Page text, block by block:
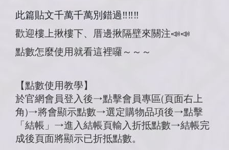
此篇貼文千萬千萬別錯過‼️‼️‼️
歡迎樓上揪樓下、厝邊揪隔壁來關注📣📣
點數怎麼使用就看這裡囉～～～
【點數使用教學】
於官網會員登入後→點擊會員專區(頁面右上
角)→將會顯示點數→選定購物品項後→點擊
「結帳」→進入結帳頁輸入折抵點數→結帳完
成後頁面將顯示已折抵點數。